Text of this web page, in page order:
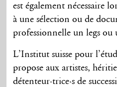
est également nécessaire
à une sélection ou de
professionnelle un legs ou
L’Institut suisse pour
propose aux artistes,
détenteur·trice·s de